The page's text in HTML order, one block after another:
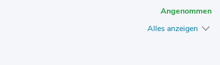
Angenommen
Alles anzeigen